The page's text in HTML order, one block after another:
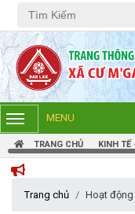
MENU
TRANG CHỦ KINH TẾ
TRANG
Trang chủ Hoạt động